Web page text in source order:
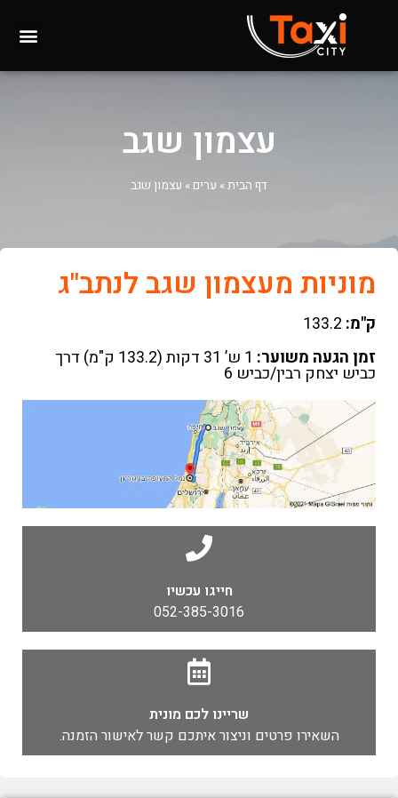
עצמון שגב
דף הבית» ערים » עצמון שגב
מוניות מעצמון שגב לנתב"ג
ק"מ: 133.2
זמן הגעה משוער:
1 ש’ 31 דקות (133.2 ק"מ) דרך
כביש יצחק רבין/כביש 6
חייגו עכשיו
052-385-3016
שריינו לכם מונית
השאירו פרטים וניצור איתכם קשר לאישור הזמנה.